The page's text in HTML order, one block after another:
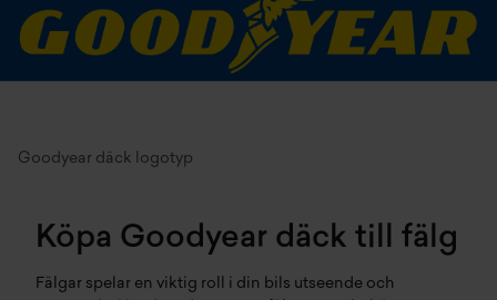
Goodyear däck logotyp
Köpa Goodyear däck till fälg
Fälgar spelar en viktig roll i din bils utseende och